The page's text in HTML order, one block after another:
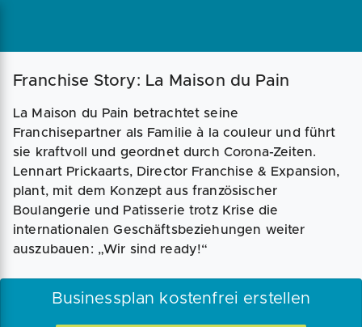
Magazin Businessplan Fördermittel
Franchise Story: La Maison du Pain
La Maison du Pain betrachtet seine
Franchisepartner als Familie à la couleur und führt
sie kraftvoll und geordnet durch Corona-Zeiten.
Lennart Prickaarts, Director Franchise & Expansion,
plant, mit dem Konzept aus französischer
Boulangerie und Patisserie trotz Krise die
internationalen Geschäftsbeziehungen weiter
auszubauen: „Wir sind ready!“
Businessplan kostenfrei erstellen